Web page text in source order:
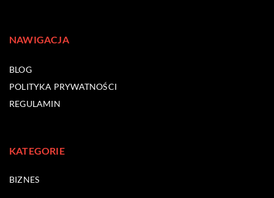
NAWIGACJA
BLOG
POLITYKA PRYWATNOŚCI
REGULAMIN
KATEGORIE
BIZNES